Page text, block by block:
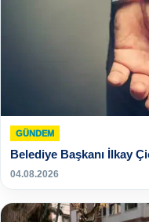
GÜNDEM
Belediye Başkanı İlkay
04.08.2026